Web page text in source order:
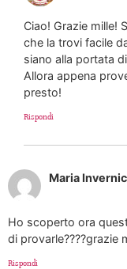
Ciao! Grazie mille!
che la trovi facile
siano alla portata
Allora appena
presto!
Rispondi
Maria
Ho scoperto ora
di provarle????grazie
Rispondi